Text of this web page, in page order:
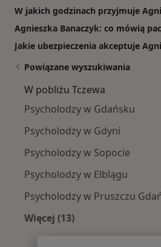
W jakich godzinach przyjmuje
Agnieszka Banaczyk: co mówią
Jakie ubezpieczenia akceptuje
Powiązane wyszukiwania
W pobliżu Tczewa
Psycholodzy w Gdańsku
Psycholodzy w Gdyni
Psycholodzy w Sopocie
Psycholodzy w Elblągu
Psycholodzy w Pruszczu
Więcej (13)